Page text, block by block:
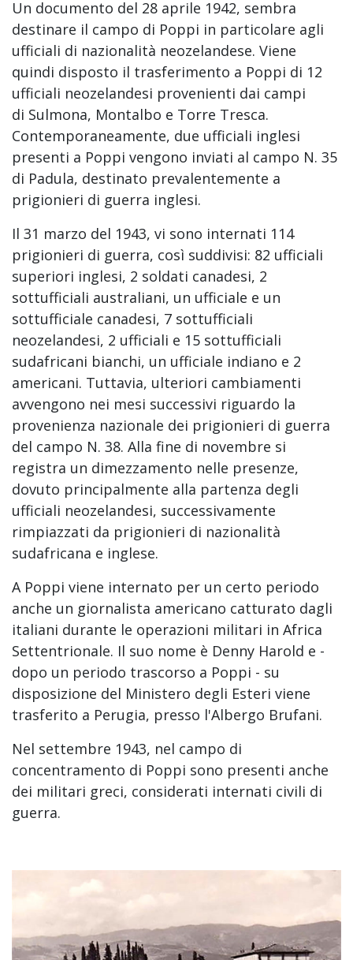
Un documento del 28 aprile 1942, sembra
destinare il campo di Poppi in particolare agli
ufficiali di nazionalità neozelandese. Viene
quindi disposto il trasferimento a Poppi di 12
ufficiali neozelandesi provenienti dai campi
di Sulmona, Montalbo e Torre Tresca.
Contemporaneamente, due ufficiali inglesi
presenti a Poppi vengono inviati al campo N. 35
di Padula, destinato prevalentemente a
prigionieri di guerra inglesi.
Il 31 marzo del 1943, vi sono internati 114
prigionieri di guerra, così suddivisi: 82 ufficiali
superiori inglesi, 2 soldati canadesi, 2
sottufficiali australiani, un ufficiale e un
sottufficiale canadesi, 7 sottufficiali
neozelandesi, 2 ufficiali e 15 sottufficiali
sudafricani bianchi, un ufficiale indiano e 2
americani. Tuttavia, ulteriori cambiamenti
avvengono nei mesi successivi riguardo la
provenienza nazionale dei prigionieri di guerra
del campo N. 38. Alla fine di novembre si
registra un dimezzamento nelle presenze,
dovuto principalmente alla partenza degli
ufficiali neozelandesi, successivamente
rimpiazzati da prigionieri di nazionalità
sudafricana e inglese.
A Poppi viene internato per un certo periodo
anche un giornalista americano catturato dagli
italiani durante le operazioni militari in Africa
Settentrionale. Il suo nome è Denny Harold e -
dopo un periodo trascorso a Poppi - su
disposizione del Ministero degli Esteri viene
trasferito a Perugia, presso l'Albergo Brufani.
Nel settembre 1943, nel campo di
concentramento di Poppi sono presenti anche
dei militari greci, considerati internati civili di
guerra.